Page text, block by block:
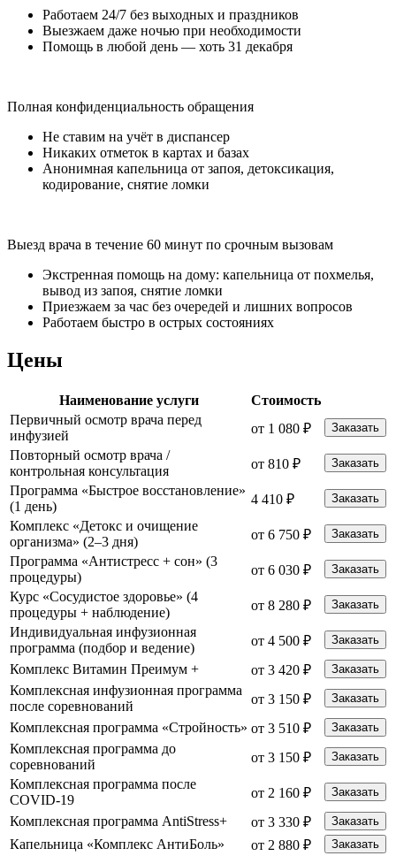
Работаем 24/7 без выходных и праздников
Выезжаем даже ночью при необходимости
Помощь в любой день — хоть 31 декабря
Полная конфиденциальность обращения
Не ставим на учёт в диспансер
Никаких отметок в картах и базах
Анонимная капельница от запоя, детоксикация,
кодирование, снятие ломки
Выезд врача в течение 60 минут по срочным вызовам
Экстренная помощь на дому: капельница от похмелья,
вывод из запоя, снятие ломки
Приезжаем за час без очередей и лишних вопросов
Работаем быстро в острых состояниях
Цены
Наименование услуги
Стоимость
Первичный осмотр врача перед
инфузией
от 1 080 ₽ Заказать
Повторный осмотр врача /
контрольная консультация
от 810 ₽ Заказать
Программа «Быстрое восстановление»
(1 день)
4 410 ₽ Заказать
Комплекс «Детокс и очищение
организма» (2–3 дня)
от 6 750 ₽ Заказать
Программа «Антистресс + сон» (3
процедуры)
от 6 030 ₽ Заказать
Курс «Сосудистое здоровье» (4
процедуры + наблюдение)
от 8 280 ₽ Заказать
Индивидуальная инфузионная
программа (подбор и ведение)
от 4 500 ₽ Заказать
Комплекс Витамин Преимум + от 3 420 ₽ Заказать
Комплексная инфузионная программа
после соревнований
от 3 150 ₽ Заказать
Комплексная программа «Стройность» от 3 510 ₽ Заказать
Комплексная программа до
соревнований
от 3 150 ₽ Заказать
Комплексная программа после
COVID-19
от 2 160 ₽ Заказать
Комплексная программа AntiStress+ от 3 330 ₽ Заказать
Капельница «Комплекс АнтиБоль» от 2 880 ₽ Заказать